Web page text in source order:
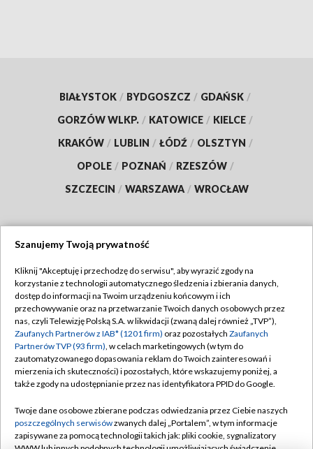
BIAŁYSTOK / BYDGOSZCZ / GDAŃSK /
GORZÓW WLKP. / KATOWICE / KIELCE /
KRAKÓW / LUBLIN / ŁÓDŹ / OLSZTYN /
OPOLE / POZNAŃ / RZESZÓW /
SZCZECIN / WARSZAWA / WROCŁAW
TVP
Abonament TVP
Emisja w TVP
Centrum informacji TVP
Naziemna Telewizja Cyfrowa
Rada Programowa
System NOS
Regulamin TVP
Polityka prywatności
Moje zgody
Pomoc
Kontakt
Szanujemy Twoją prywatność
Kliknij "Akceptuję i przechodzę do serwisu", aby wyrazić zgody na
korzystanie z technologii automatycznego śledzenia i zbierania danych,
dostęp do informacji na Twoim urządzeniu końcowym i ich
przechowywanie oraz na przetwarzanie Twoich danych osobowych przez
nas, czyli Telewizję Polską S.A. w likwidacji (zwaną dalej również „TVP”),
Zaufanych Partnerów z IAB* (1201 firm) oraz pozostałych Zaufanych
Partnerów TVP (93 firm), w celach marketingowych (w tym do
zautomatyzowanego dopasowania reklam do Twoich zainteresowań i
mierzenia ich skuteczności) i pozostałych, które wskazujemy poniżej, a
także zgody na udostępnianie przez nas identyfikatora PPID do Google.
Twoje dane osobowe zbierane podczas odwiedzania przez Ciebie naszych
poszczególnych serwisówzwanych dalej „Portalem”, w tym informacje
zapisywane za pomocą technologii takich jak: pliki cookie, sygnalizatory